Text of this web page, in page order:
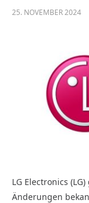
25. NOVEMBER 2024
LG Electronics
Änderungen